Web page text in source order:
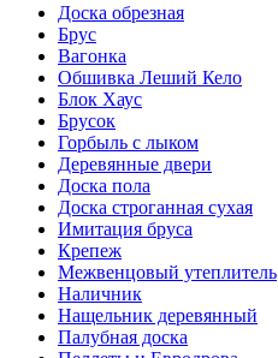
Доска обрезная
Брус
Вагонка
Обшивка Леший Кело
Блок Хаус
Брусок
Горбыль с лыком
Деревянные двери
Доска пола
Доска строганная сухая
Имитация бруса
Крепеж
Межвенцовый утеплитель
Наличник
Нащельник деревянный
Палубная доска